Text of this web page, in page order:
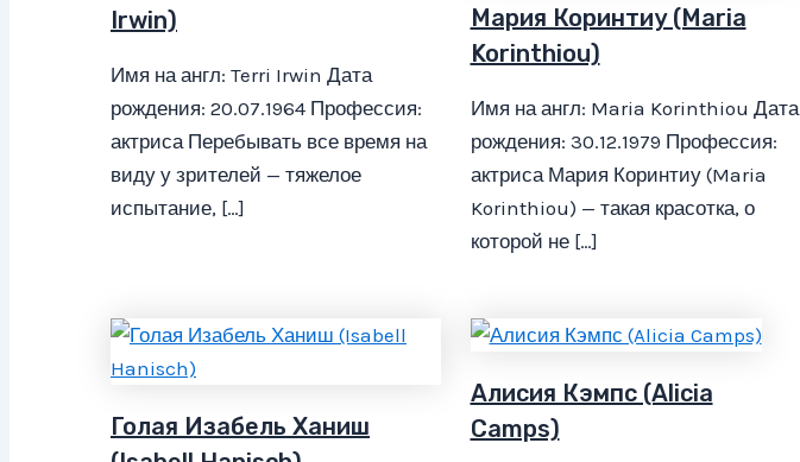
Irwin)
Имя на англ: Terri Irwin Дата
рождения: 20.07.1964 Профессия:
актриса Перебывать все время на
виду у зрителей — тяжелое
испытание, […]
Мария Коринтиу (Maria
Korinthiou)
Имя на англ: Maria Korinthiou Дата
рождения: 30.12.1979 Профессия:
актриса Мария Коринтиу (Maria
Korinthiou) — такая красотка, о
которой не […]
Голая Изабель Ханиш
Алисия Кэмпс (Alicia
Camps)